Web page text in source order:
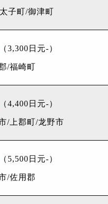
子町/御津町
（3,300日元-）
/福崎町
（4,400日元-）
/上郡町/龙野市
（5,500日元-）
/佐用郡